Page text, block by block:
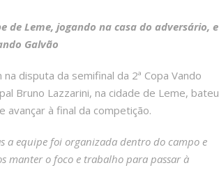
de Leme, jogando na casa do adversário, e
Galvão
disputa da semifinal da 2ª Copa Vando
Bruno Lazzarini, na cidade de Leme, bateu
avançar à final da competição.
a equipe foi organizada dentro do campo e
manter o foco e trabalho para passar à